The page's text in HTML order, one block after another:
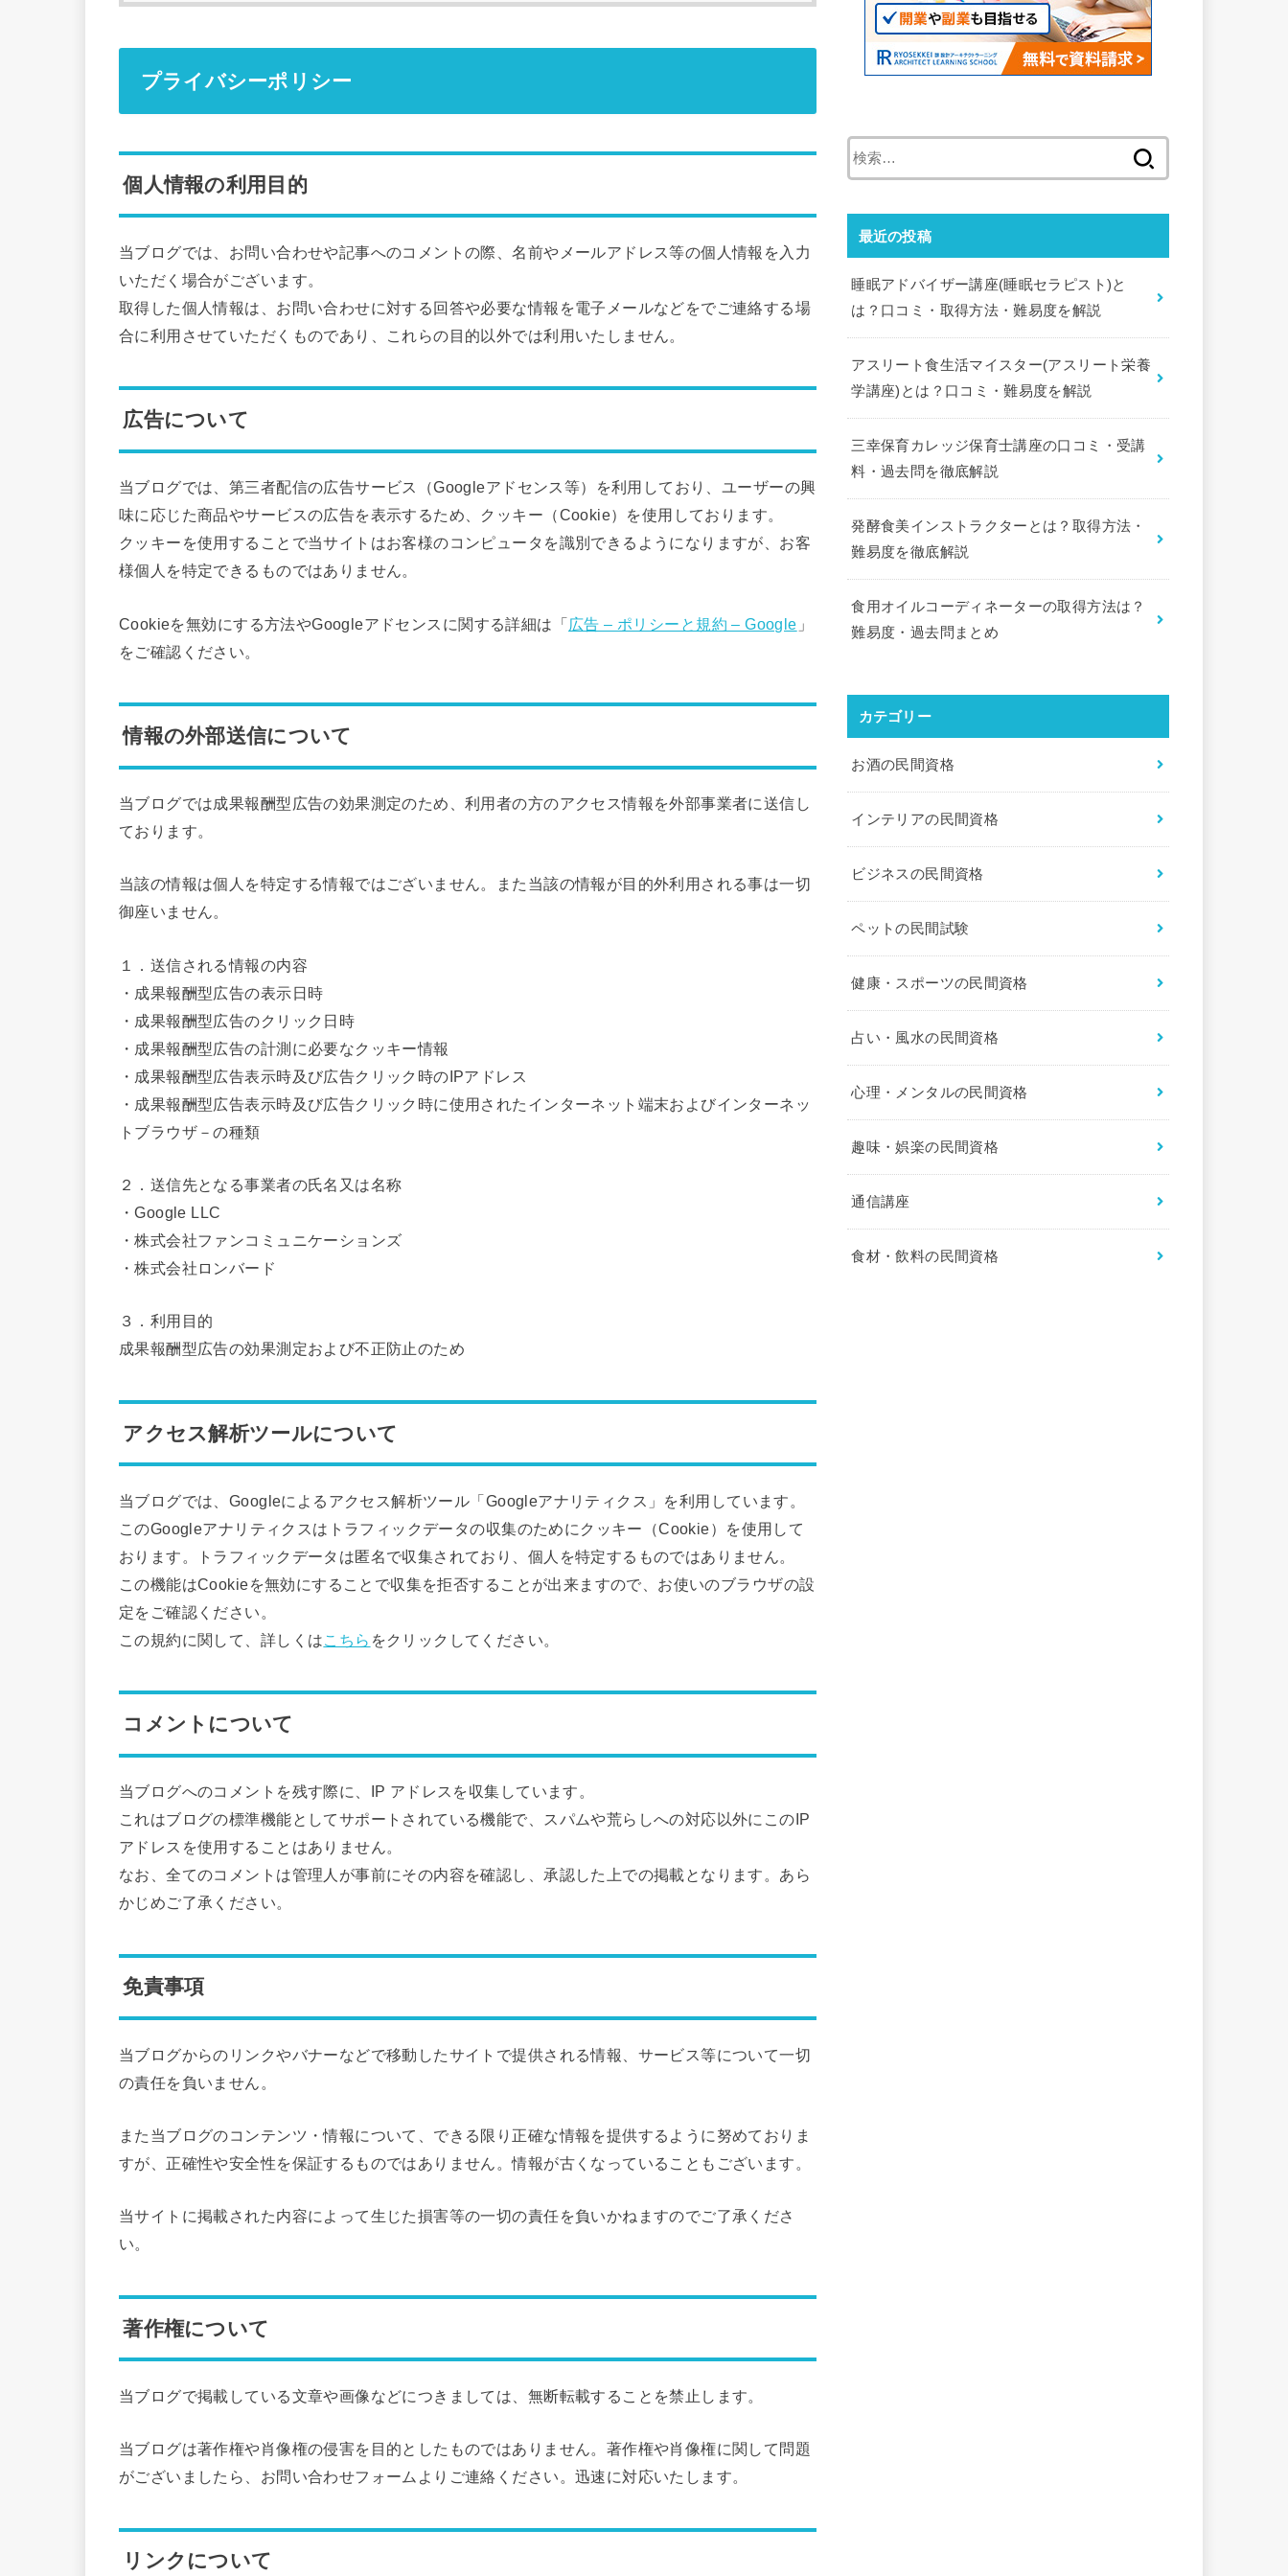
プライバシーポリシー
個人情報の利用目的
当ブログでは、お問い合わせや記事へのコメントの際、名前やメールアドレス等の個人情報を入力
いただく場合がございます。
取得した個人情報は、お問い合わせに対する回答や必要な情報を電子メールなどをでご連絡する場
合に利用させていただくものであり、これらの目的以外では利用いたしません。
広告について
当ブログでは、第三者配信の広告サービス（Googleアドセンス等）を利用しており、ユーザーの興
味に応じた商品やサービスの広告を表示するため、クッキー（Cookie）を使用しております。
クッキーを使用することで当サイトはお客様のコンピュータを識別できるようになりますが、お客
様個人を特定できるものではありません。
Cookieを無効にする方法やGoogleアドセンスに関する詳細は「広告 – ポリシーと規約 – Google 」
をご確認ください。
情報の外部送信について
当ブログでは成果報酬型広告の効果測定のため、利用者の方のアクセス情報を外部事業者に送信し
ております。
当該の情報は個人を特定する情報ではございません。また当該の情報が目的外利用される事は一切
御座いません。
１．送信される情報の内容
・成果報酬型広告の表示日時
・成果報酬型広告のクリック日時
・成果報酬型広告の計測に必要なクッキー情報
・成果報酬型広告表示時及び広告クリック時のIPアドレス
・成果報酬型広告表示時及び広告クリック時に使用されたインターネット端末およびインターネッ
トブラウザ－の種類
２．送信先となる事業者の氏名又は名称
・Google LLC
・株式会社ファンコミュニケーションズ
・株式会社ロンバード
３．利用目的
成果報酬型広告の効果測定および不正防止のため
アクセス解析ツールについて
当ブログでは、Googleによるアクセス解析ツール「Googleアナリティクス」を利用しています。
このGoogleアナリティクスはトラフィックデータの収集のためにクッキー（Cookie）を使用して
おります。トラフィックデータは匿名で収集されており、個人を特定するものではありません。
この機能はCookieを無効にすることで収集を拒否することが出来ますので、お使いのブラウザの設
定をご確認ください。
この規約に関して、詳しくはこちら をクリックしてください。
コメントについて
当ブログへのコメントを残す際に、IP アドレスを収集しています。
これはブログの標準機能としてサポートされている機能で、スパムや荒らしへの対応以外にこのIP
アドレスを使用することはありません。
なお、全てのコメントは管理人が事前にその内容を確認し、承認した上での掲載となります。あら
かじめご了承ください。
免責事項
当ブログからのリンクやバナーなどで移動したサイトで提供される情報、サービス等について一切
の責任を負いません。
また当ブログのコンテンツ・情報について、できる限り正確な情報を提供するように努めておりま
すが、正確性や安全性を保証するものではありません。情報が古くなっていることもございます。
当サイトに掲載された内容によって生じた損害等の一切の責任を負いかねますのでご了承くださ
い。
著作権について
当ブログで掲載している文章や画像などにつきましては、無断転載することを禁止します。
当ブログは著作権や肖像権の侵害を目的としたものではありません。著作権や肖像権に関して問題
がございましたら、お問い合わせフォームよりご連絡ください。迅速に対応いたします。
リンクについて
索:
最近の投稿
睡眠アドバイザー講座(睡眠セラピスト)と
は？口コミ・取得方法・難易度を解説
アスリート食生活マイスター(アスリート栄養
学講座)とは？口コミ・難易度を解説
三幸保育カレッジ保育士講座の口コミ・受講
料・過去問を徹底解説
発酵食美インストラクターとは？取得方法・
難易度を徹底解説
食用オイルコーディネーターの取得方法は？
難易度・過去問まとめ
カテゴリー
お酒の民間資格
インテリアの民間資格
ビジネスの民間資格
ペットの民間試験
健康・スポーツの民間資格
占い・風水の民間資格
心理・メンタルの民間資格
趣味・娯楽の民間資格
通信講座
食材・飲料の民間資格